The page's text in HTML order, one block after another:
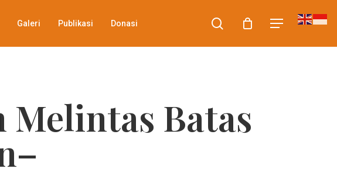
Galeri Publikasi Donasi search Menu
Melintas Batas